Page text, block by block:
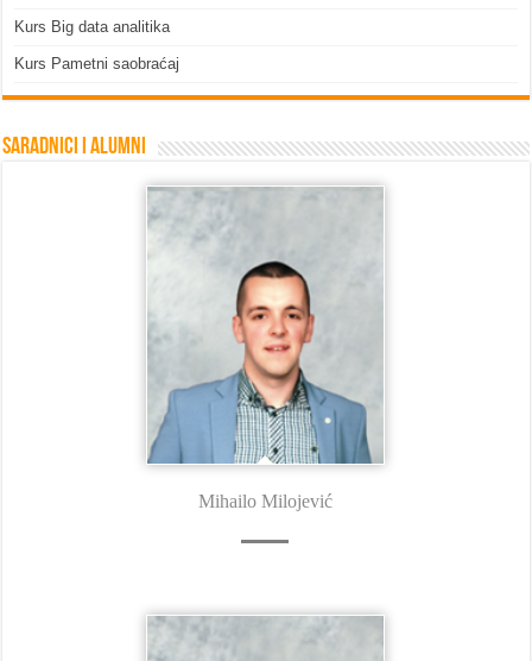
Kurs Big data analitika
Kurs Pametni saobraćaj
Saradnici i Alumni
Mihailo Milojević